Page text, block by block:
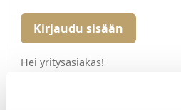
Kirjaudu sisään
Hei yritysasiakas!